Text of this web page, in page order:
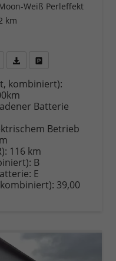
Weiß Perleffekt
km
Datei,
Fahrzeugexposé
drucken
drucken,
parken
oder
vergleichen
kombiniert):
Batterie
Betrieb
116 km
B
E
39,00